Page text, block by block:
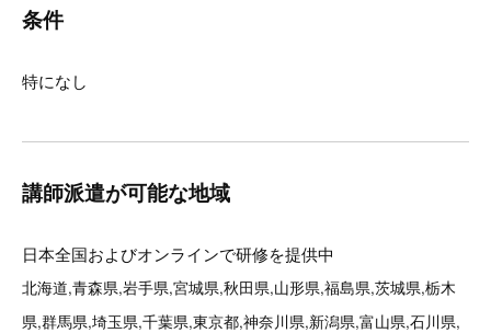
条件
特になし
講師派遣が可能な地域
日本全国およびオンラインで研修を提供中
北海道,青森県,岩手県,宮城県,秋田県,山形県,福島県,茨城県,栃木
県,群馬県,埼玉県,千葉県,東京都,神奈川県,新潟県,富山県,石川県,